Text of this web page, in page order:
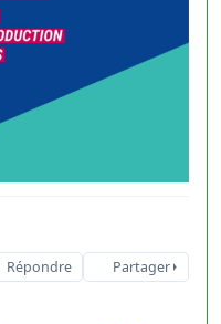
Répondre Partager